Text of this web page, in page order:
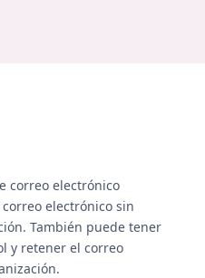
correo electrónico
electrónico sin
También puede tener
y retener el correo